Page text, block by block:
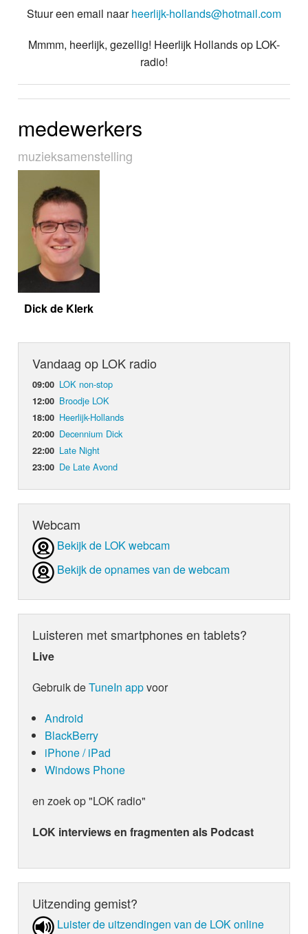
Stuur een email naarheerlijk-hollands@hotmail.com
Mmmm, heerlijk, gezellig! Heerlijk Hollands op LOK-
radio!
medewerkers
muziek­sa­men­stel­ling
Dick de Klerk
Vandaag op LOK radio
09:00 LOK non-stop
12:00 Broodje LOK
18:00 Heerlijk-Hollands
20:00 Decennium Dick
22:00 Late Night
23:00 De Late Avond
Webcam
Bekijk de LOK webcam
Bekijk de opnames van de webcam
Luisteren met smartphones en tablets?
Live
Gebruik deTuneIn appvoor
Android
BlackBerry
iPhone / iPad
Windows Phone
en zoek op "LOK radio"
LOK interviews en fragmenten als Podcast
Uitzending gemist?
Luister de uit­zen­din­gen van de LOK online